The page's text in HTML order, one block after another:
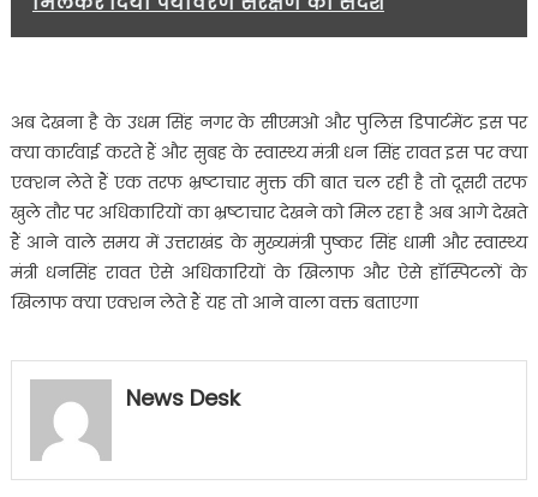
अब देखना है के उधम सिंह नगर के सीएमओ और पुलिस डिपार्टमेंट इस पर
क्या कार्रवाई करते हैं और सुबह के स्वास्थ्य मंत्री धन सिंह रावत इस पर क्या
एक्शन लेते हैं एक तरफ भ्रष्टाचार मुक्त की बात चल रही है तो दूसरी तरफ
खुले तौर पर अधिकारियों का भ्रष्टाचार देखने को मिल रहा है अब आगे देखते
हैं आने वाले समय में उत्तराखंड के मुख्यमंत्री पुष्कर सिंह धामी और स्वास्थ्य
मंत्री धनसिंह रावत ऐसे अधिकारियों के खिलाफ और ऐसे हॉस्पिटलों के
खिलाफ क्या एक्शन लेते हैं यह तो आने वाला वक्त बताएगा
News Desk